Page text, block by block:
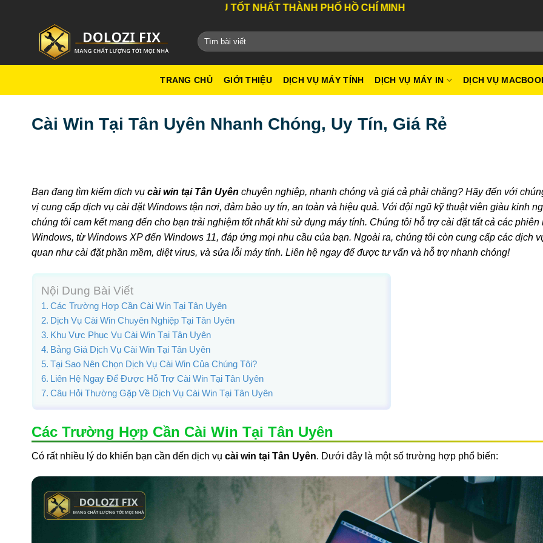
DỊCH VỤ TỐT NHẤT THÀNH PHỐ HỒ CHÍ MINH
TRANG CHỦ GIỚI THIỆU DỊCH VỤ MÁY TÍNH DỊCH VỤ MÁY IN DỊCH VỤ
Cài Win Tại Tân Uyên Nhanh Chóng, Uy Tín, Giá Rẻ
Bạn đang tìm kiếm dịch vụ cài win tại Tân Uyên chuyên nghiệp, nhanh chóng và giá cả phải chăng? Hãy đến với
vị cung cấp dịch vụ cài đặt Windows tận nơi, đảm bảo uy tín, an toàn và hiệu quả. Với đội ngũ kỹ thuật viên giàu kinh
chúng tôi cam kết mang đến cho bạn trải nghiệm tốt nhất khi sử dụng máy tính. Chúng tôi hỗ trợ cài đặt tất cả các phiên
Windows, từ Windows XP đến Windows 11, đáp ứng mọi nhu cầu của bạn. Ngoài ra, chúng tôi còn cung cấp các dịch
quan như cài đặt phần mềm, diệt virus, và sửa lỗi máy tính. Liên hệ ngay để được tư vấn và hỗ trợ nhanh chóng!
Nội Dung Bài Viết
Các Trường Hợp Cần Cài Win Tại Tân Uyên
Dịch Vụ Cài Win Chuyên Nghiệp Tại Tân Uyên
Khu Vực Phục Vụ Cài Win Tại Tân Uyên
Bảng Giá Dịch Vụ Cài Win Tại Tân Uyên
Tại Sao Nên Chọn Dịch Vụ Cài Win Của Chúng Tôi?
Liên Hệ Ngay Để Được Hỗ Trợ Cài Win Tại Tân Uyên
Câu Hỏi Thường Gặp Về Dịch Vụ Cài Win Tại Tân Uyên
Các Trường Hợp Cần Cài Win Tại Tân Uyên
Có rất nhiều lý do khiến bạn cần đến dịch vụ cài win tại Tân Uyên. Dưới đây là một số trường hợp phổ biến: